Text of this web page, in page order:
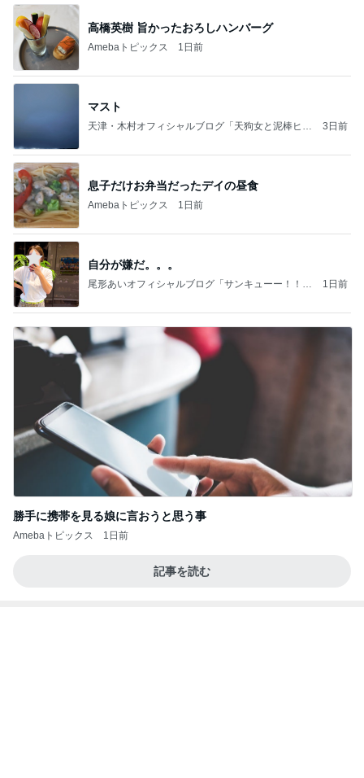
高橋英樹 旨かったおろしハンバーグ
Amebaトピックス 1日前
マスト
天津・木村オフィシャルブログ「天狗女と泥棒ヒゲ
3日前
息子だけお弁当だったデイの昼食
Amebaトピックス 1日前
自分が嫌だ。。。
尾形あいオフィシャルブログ「サンキューー！！尾
1日前
勝手に携帯を見る娘に言おうと思う事
Amebaトピックス 1日前
記事を読む